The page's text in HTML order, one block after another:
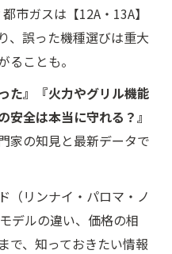
市ガスは【12A・13A】
、誤った機種選びは重大
ることも。
た』『火力やグリル機能
全は本当に守れる？』
の知見と最新データで
（リンナイ・パロマ・ノ
デルの違い、価格の相
で、知っておきたい情報